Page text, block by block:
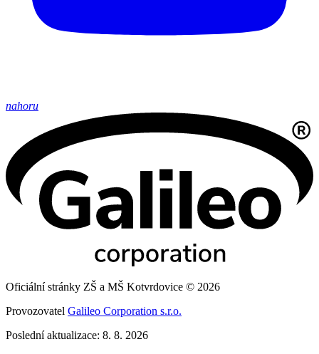
nahoru
Oficiální stránky ZŠ a MŠ Kotvrdovice © 2026
Provozovatel Galileo Corporation s.r.o.
Poslední aktualizace: 8. 8. 2026